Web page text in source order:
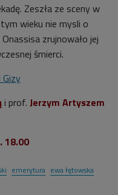
Zeszła ze sceny w
wieku nie mysli o
zrujnowało jej
śmierci.
Gizy
i prof. Jerzym Artyszem
18.00
emerytura ewa łętowska